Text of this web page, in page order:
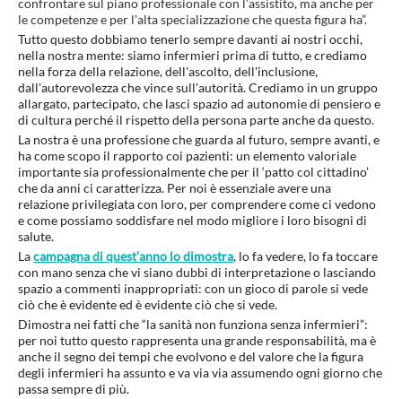
le competenze e per l’alta specializzazione che questa figura ha”.
Tutto questo dobbiamo tenerlo sempre davanti ai nostri occhi,
nella nostra mente: siamo infermieri prima di tutto, e crediamo
nella forza della relazione, dell'ascolto, dell'inclusione,
dall'autorevolezza che vince sull'autorità. Crediamo in un gruppo
allargato, partecipato, che lasci spazio ad autonomie di pensiero e
di cultura perché il rispetto della persona parte anche da questo.
La nostra è una professione che guarda al futuro, sempre avanti, e
ha come scopo il rapporto coi pazienti: un elemento valoriale
importante sia professionalmente che per il ‘patto col cittadino’
che da anni ci caratterizza. Per noi è essenziale avere una
relazione privilegiata con loro, per comprendere come ci vedono
e come possiamo soddisfare nel modo migliore i loro bisogni di
salute.
Lacampagna di quest’anno lo dimostra, lo fa vedere, lo fa toccare
con mano senza che vi siano dubbi di interpretazione o lasciando
spazio a commenti inappropriati: con un gioco di parole si vede
ciò che è evidente ed è evidente ciò che si vede.
Dimostra nei fatti che “la sanità non funziona senza infermieri”:
per noi tutto questo rappresenta una grande responsabilità, ma è
anche il segno dei tempi che evolvono e del valore che la figura
degli infermieri ha assunto e va via via assumendo ogni giorno che
passa sempre di più.